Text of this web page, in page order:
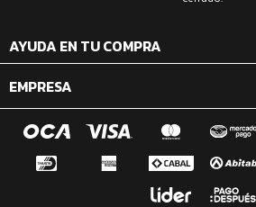
AYUDA EN TU COMPRA
EMPRESA